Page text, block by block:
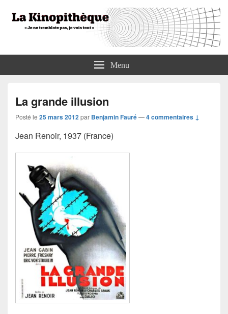
La KinopithèqueMenu
La grande illusion
Posté le 25 mars 2012par Benjamin Fauré—4 commentaires ↓
Jean Renoir, 1937 (France)